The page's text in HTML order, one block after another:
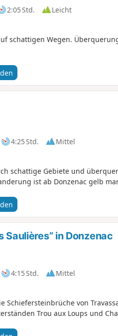
2:05 Std.
Leicht
schattigen Wegen.
4:25 Std.
Mittel
schattige Gebiete und
ist ab Donzenac gelb
in Donzenac
4:15 Std.
Mittel
Schiefersteinbrüche von
Trou aux Loups und